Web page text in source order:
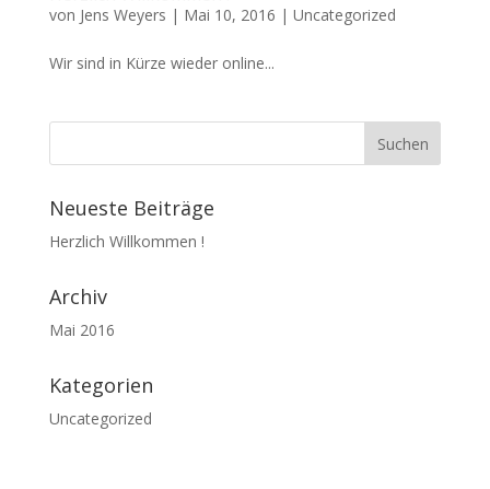
von Jens Weyers | Mai 10, 2016 | Uncategorized
Wir sind in Kürze wieder online...
Neueste Beiträge
Herzlich Willkommen !
Archiv
Mai 2016
Kategorien
Uncategorized